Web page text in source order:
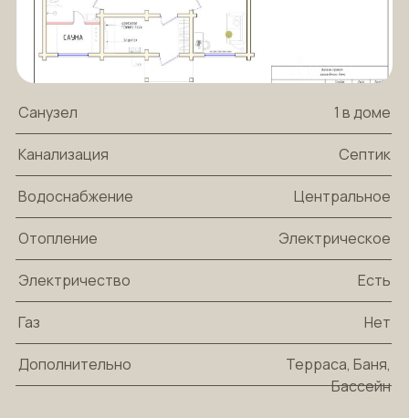
Санузел 1 в доме
Канализация Септик
Водоснабжение Центральное
Отопление Электрическое
Электричество Есть
Газ Нет
Дополнительно
Терраса, Баня,
Бассейн